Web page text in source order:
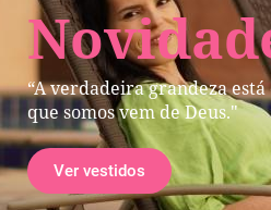
“A verdadeira grandeza
que somos vem de Deus."
Ver vestidos